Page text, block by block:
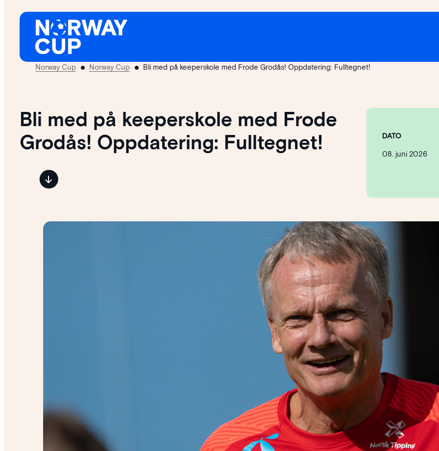
Hopp
Norway Cup Norway Cup Bli med på keeperskole med Frode Grodås! Oppdatering: Fulltegnet!
Bli med på keeperskole med Frode
Grodås! Oppdatering: Fulltegnet!
DATO
08. juni 2026